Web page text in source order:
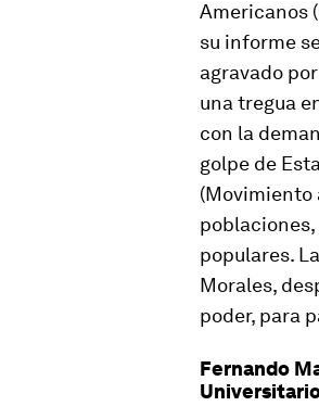
Americanos
su informe
agravado
una tregua
con la
golpe de
(Movimiento
populares.
Morales,
poder, para
Fernando